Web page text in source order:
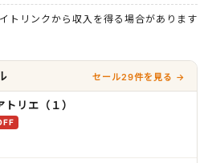
トリンクから収入を得る場合があります
セール29件を見る →
リエ（１）